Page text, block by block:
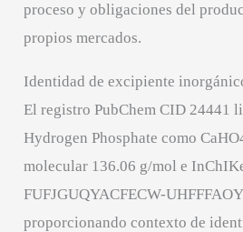
proceso y obligaciones del
propios mercados.
Identidad de excipiente
El registro PubChem CID 24441
Hydrogen Phosphate como
molecular 136.06 g/mol e
FUFJGUQYACFECW-
proporcionando contexto de